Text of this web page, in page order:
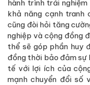
hành trình trải
khả năng cạnh tranh
cũng đòi hỏi tăng
nghiệp và cộng đồng
thể sẽ góp phần huy
đồng thời bảo đảm sự
tế với lợi ích của
mạnh chuyển đổi số